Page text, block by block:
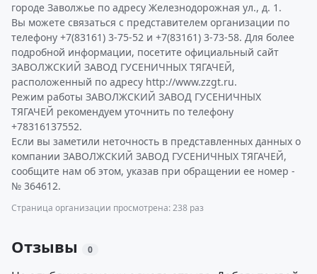
городе Заволжье по адресу Железнодорожная ул., д. 1.
Вы можете связаться с представителем организации по
телефону +7(83161) 3-75-52 и +7(83161) 3-73-58. Для более
подробной информации, посетите официальный сайт
ЗАВОЛЖСКИЙ ЗАВОД ГУСЕНИЧНЫХ ТЯГАЧЕЙ,
расположенный по адресу http://www.zzgt.ru.
Режим работы ЗАВОЛЖСКИЙ ЗАВОД ГУСЕНИЧНЫХ
ТЯГАЧЕЙ рекомендуем уточнить по телефону
+78316137552.
Если вы заметили неточность в представленных данных о
компании ЗАВОЛЖСКИЙ ЗАВОД ГУСЕНИЧНЫХ ТЯГАЧЕЙ,
сообщите нам об этом, указав при обращении ее номер -
№ 364612.
Страница организации просмотрена: 238 раз
Отзывы 0